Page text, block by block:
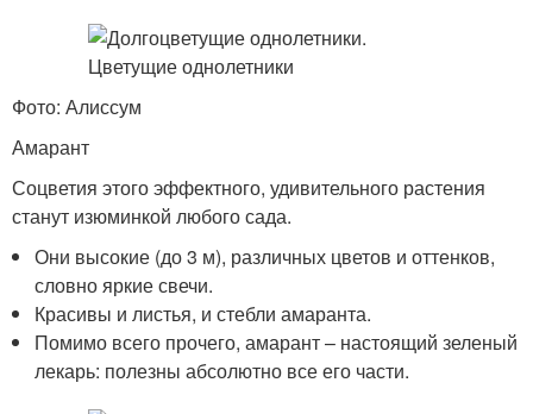
Фото: Алиссум
Амарант
Соцветия этого эффектного, удивительного растения
станут изюминкой любого сада.
Они высокие (до 3 м), различных цветов и оттенков,
словно яркие свечи.
Красивы и листья, и стебли амаранта.
Помимо всего прочего, амарант – настоящий зеленый
лекарь: полезны абсолютно все его части.